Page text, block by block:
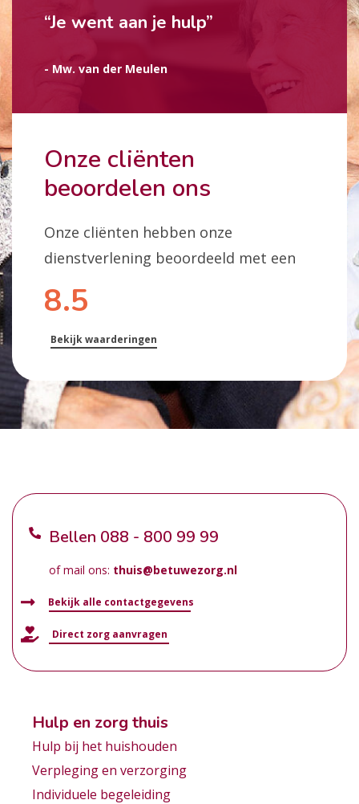
Onze cliënten
beoordelen ons
Onze cliënten hebben onze
dienstverlening beoordeeld met een
8.5
Bekijk waarderingen
“Je went aan je hulp”
- Mw. van der Meulen
Bellen 088 - 800 99 99
of mail ons: thuis@betuwezorg.nl
Bekijk alle contactgegevens
Direct zorg aanvragen
Hulp en zorg thuis
Hulp bij het huishouden
Verpleging en verzorging
Individuele begeleiding